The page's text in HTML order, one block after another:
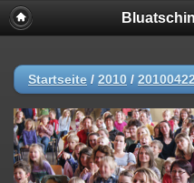
Startseite / 2010 /